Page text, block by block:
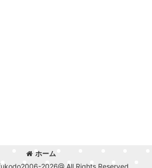
ホーム
2026@ All Rights Reserved.